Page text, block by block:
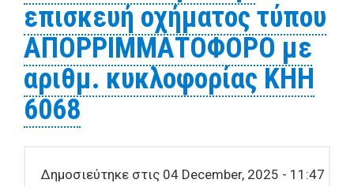
επισκευή οχήματος τύπου
ΑΠΟΡΡΙΜΜΑΤΟΦΟΡΟ με
αριθμ. κυκλοφορίας ΚΗΗ
6068
Δημοσιεύτηκε στις 04 December, 2025 - 11:47